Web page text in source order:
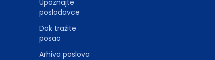
Upoznajte
poslodavce
Dok tražite
posao
Arhiva poslova